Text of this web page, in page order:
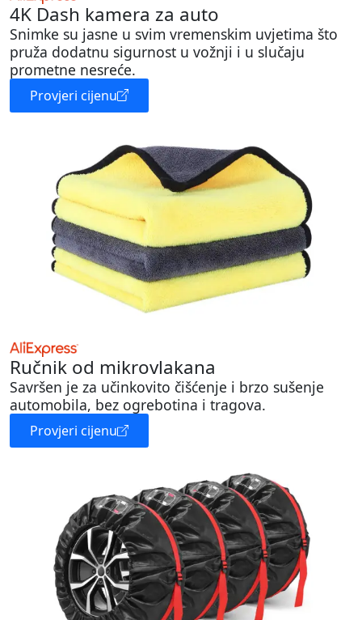
4K Dash kamera za auto
Snimke su jasne u svim vremenskim uvjetima što
pruža dodatnu sigurnost u vožnji i u slučaju
prometne nesreće.
Provjeri cijenu
Ručnik od mikrovlakana
Savršen je za učinkovito čišćenje i brzo sušenje
automobila, bez ogrebotina i tragova.
Provjeri cijenu